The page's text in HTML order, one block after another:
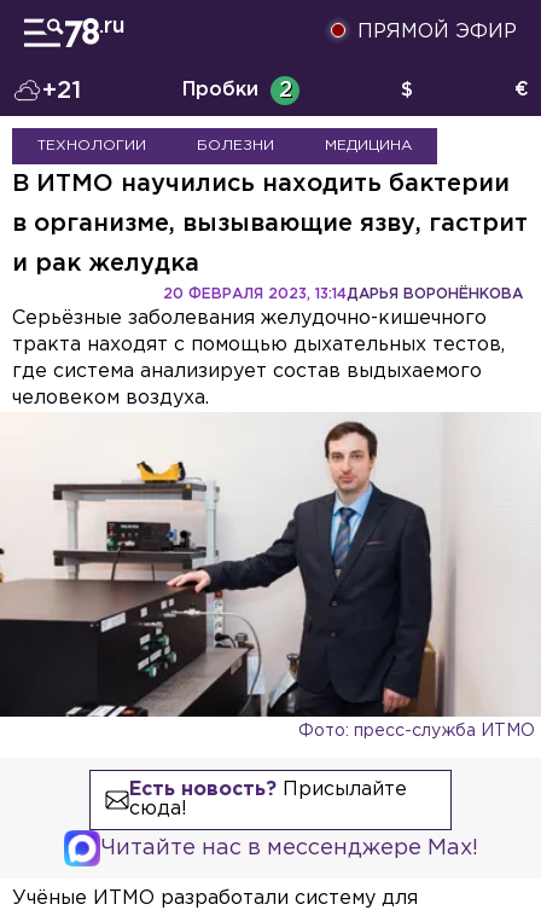
ПРЯМОЙ ЭФИР
+21 Пробки 2 $ €
ТЕХНОЛОГИИ БОЛЕЗНИ МЕДИЦИНА
В ИТМО научились находить бактерии
в организме, вызывающие язву, гастрит
и рак желудка
ДАРЬЯ ВОРОНЁНКОВА
20 ФЕВРАЛЯ 2023, 13:14
Серьёзные заболевания желудочно-кишечного
тракта находят с помощью дыхательных тестов,
где система анализирует состав выдыхаемого
человеком воздуха.
Фото: пресс-служба ИТМО
Есть новость?Присылайте
сюда!
Читайте нас в мессенджере Max!
Учёные ИТМО разработали систему для